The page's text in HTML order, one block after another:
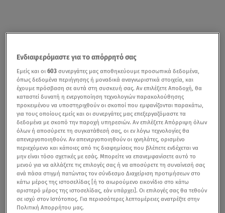
Ενδιαφερόμαστε για το απόρρητό σας
Εμείς και οι603 συνεργάτες μας αποθηκεύουμε προσωπικά δεδομένα,
όπως δεδομένα περιήγησης ή μοναδικά αναγνωριστικά στοιχεία, και
έχουμε πρόσβαση σε αυτά στη συσκευή σας. Αν επιλέξετε Αποδοχή, θα
καταστεί δυνατή η ενεργοποίηση τεχνολογιών παρακολούθησης
προκειμένου να υποστηριχθούν οι σκοποί που εμφανίζονται παρακάτω,
για τους οποίους εμείς και οι συνεργάτες μας επεξεργαζόμαστε τα
δεδομένα με σκοπό την παροχή υπηρεσιών. Αν επιλέξετε Απόρριψη όλων
όλων ή αποσύρετε τη συγκατάθεσή σας, οι εν λόγω τεχνολογίες θα
απενεργοποιηθούν. Αν απενεργοποιηθούν οι ιχνηλάτες, ορισμένο
περιεχόμενο και κάποιες από τις διαφημίσεις που βλέπετε ενδέχεται να
μην είναι τόσο σχετικές με εσάς. Μπορείτε να επανεμφανίσετε αυτό το
μενού για να αλλάξετε τις επιλογές σας ή να αποσύρετε τη συναίνεσή σας
ανά πάσα στιγμή πατώντας τον σύνδεσμο Διαχείριση προτιμήσεων στο
κάτω μέρος της ιστοσελίδας [ή το αιωρούμενο εικονίδιο στο κάτω
αριστερό μέρος της ιστοσελίδας, εάν υπάρχει]. Οι επιλογές σας θα τεθούν
σε ισχύ στον Ιστότοπος. Για περισσότερες λεπτομέρειες ανατρέξτε στην
Πολιτική Απορρήτου μας.